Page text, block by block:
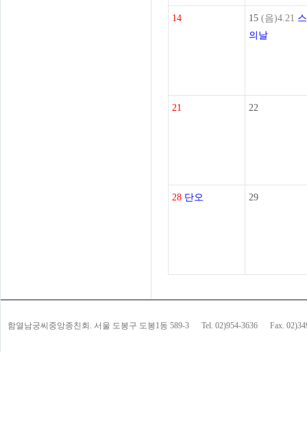
14 15 (음)4.21
의날
21 22
28 단오 29
함열남궁씨중앙종친회. 서울 도봉구 도봉1동 589-3 Tel. 02)954-3636 Fax.